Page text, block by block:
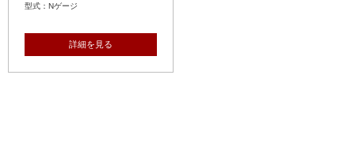
型式：Nゲージ
詳細を見る